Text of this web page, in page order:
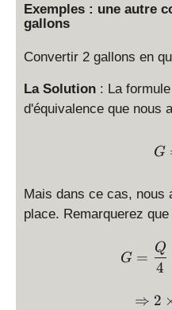
Exemples : une autre
gallons
Convertir 2 gallons en
La Solution : La
d'équivalence que nous
G
Mais dans ce cas, nous
place. Remarquerez que
G =
4
Q
⇒ 2